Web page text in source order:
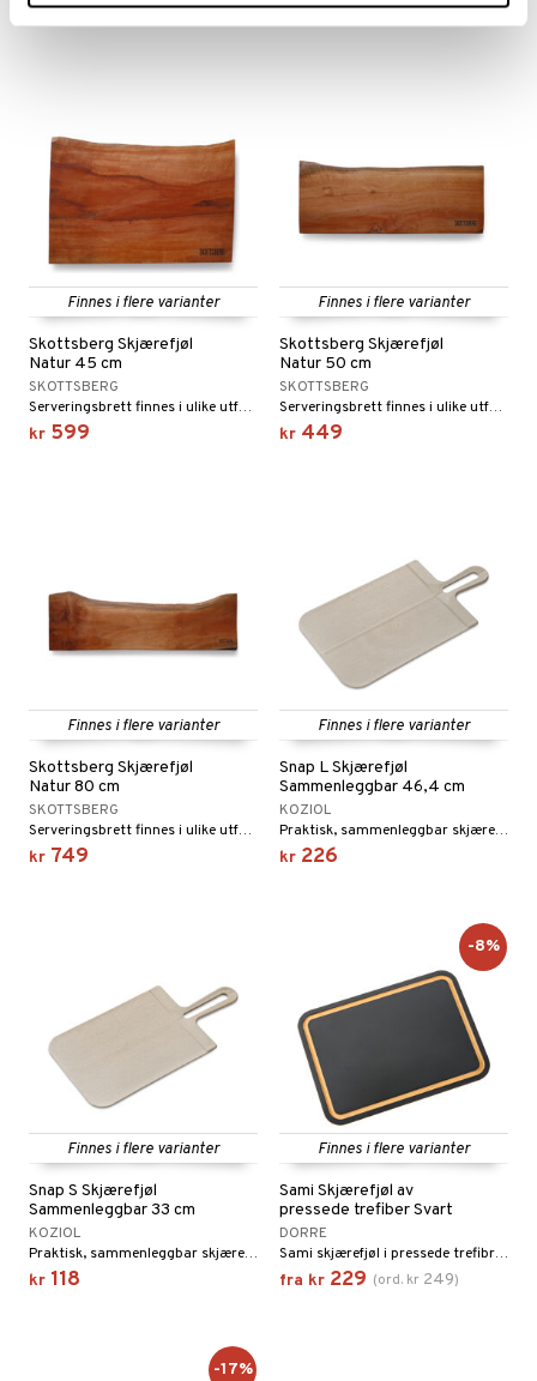
frakr 532 (ord.kr625) kr 269
Finnes i flere varianter
Skottsberg Skjærefjøl
Natur 45 cm
SKOTTSBERG
Serveringsbrett finnes i ulike utførelser og størrelser. Brettene kan også brukes som serveringsbrett eller tapasbrett.
kr 599
Finnes i flere varianter
Skottsberg Skjærefjøl
Natur 50 cm
SKOTTSBERG
Serveringsbrett finnes i ulike utførelser og størrelser. Brettene kan også brukes som serveringsbrett eller tapasbrett.
kr 449
Finnes i flere varianter
Skottsberg Skjærefjøl
Natur 80 cm
SKOTTSBERG
Serveringsbrett finnes i ulike utførelser og størrelser. Brettene kan også brukes som serveringsbrett eller tapasbrett.
kr 749
Finnes i flere varianter
Snap L Skjærefjøl
Sammenleggbar 46,4 cm
KOZIOL
Praktisk, sammenleggbar skjærefjøl som gjør det mulig å hakke grønnsaker, frukt, kjøtt og annet, og deretter på en smart måte flytte ingrediensene fra skjærefjølen til en bolle eller gryte.
kr 226
Finnes i flere varianter
Snap S Skjærefjøl
Sammenleggbar 33 cm
KOZIOL
Praktisk, sammenleggbar skjærefjøl som gjør det mulig å hakke grønnsaker, frukt, kjøtt og annet, og deretter på en smart måte flytte ingrediensene fra skjærefjølen til en bolle eller gryte.
kr 118
Finnes i flere varianter
Sami Skjærefjøl av
pressede trefiber Svart
DORRE
Sami skjærefjøl i pressede trefibre (cellulose) gir en slitesterk, hygienisk overflate med lav vekt og høy holdbarhet.
fra kr 229 (ord. kr 249)
-8%
-17%